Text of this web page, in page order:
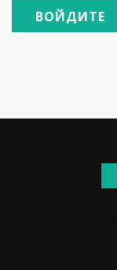
ВОЙДИТЕ